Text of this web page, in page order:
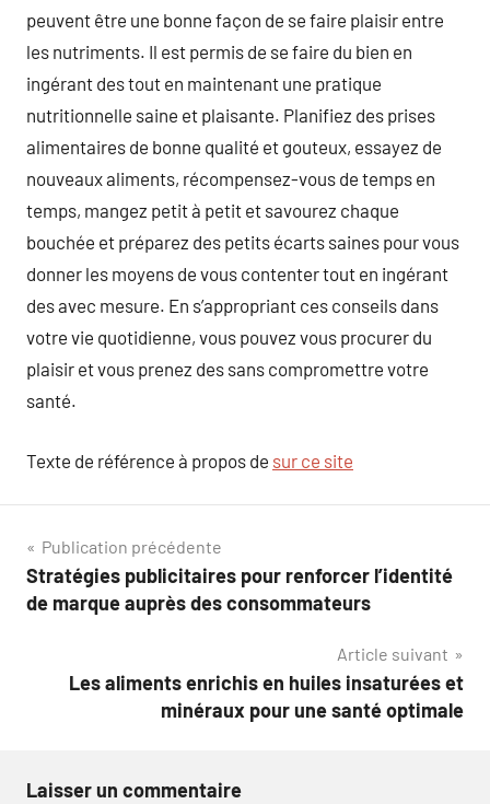
peuvent être une bonne façon de se faire plaisir entre
les nutriments. Il est permis de se faire du bien en
ingérant des tout en maintenant une pratique
nutritionnelle saine et plaisante. Planifiez des prises
alimentaires de bonne qualité et gouteux, essayez de
nouveaux aliments, récompensez-vous de temps en
temps, mangez petit à petit et savourez chaque
bouchée et préparez des petits écarts saines pour vous
donner les moyens de vous contenter tout en ingérant
des avec mesure. En s’appropriant ces conseils dans
votre vie quotidienne, vous pouvez vous procurer du
plaisir et vous prenez des sans compromettre votre
santé.
Texte de référence à propos de sur ce site
Navigation
de
Publication précédente
Stratégies publicitaires pour renforcer l’identité
de marque auprès des consommateurs
Article suivant
Les aliments enrichis en huiles insaturées et
minéraux pour une santé optimale
Laisser un commentaire